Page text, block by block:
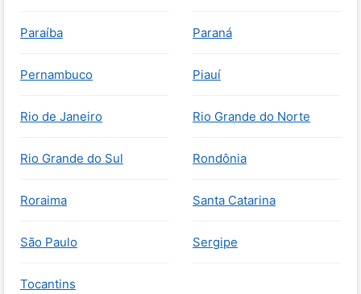
Paraíba Paraná
Pernambuco Piauí
Rio de Janeiro Rio Grande do Norte
Rio Grande do Sul Rondônia
Roraima Santa Catarina
São Paulo Sergipe
Tocantins